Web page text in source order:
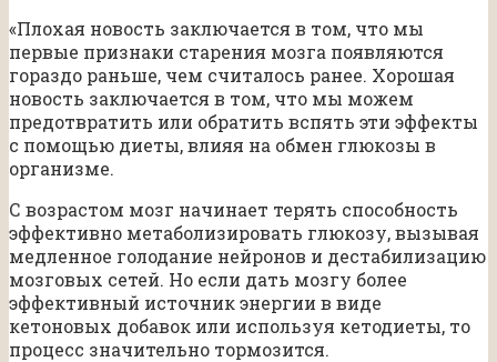
«Плохая новость заключается в том, что мы
первые признаки старения мозга появляются
гораздо раньше, чем считалось ранее. Хорошая
новость заключается в том, что мы можем
предотвратить или обратить вспять эти эффекты
с помощью диеты, влияя на обмен глюкозы в
организме.
С возрастом мозг начинает терять способность
эффективно метаболизировать глюкозу, вызывая
медленное голодание нейронов и дестабилизацию
мозговых сетей. Но если дать мозгу более
эффективный источник энергии в виде
кетоновых добавок или используя кетодиеты, то
процесс значительно тормозится.